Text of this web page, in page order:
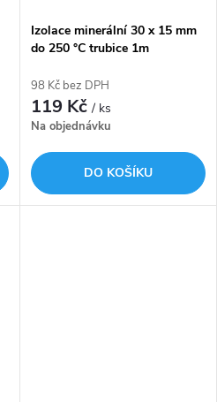
Izolace minerální 30 x 15 mm
do 250 °C trubice 1m
98 Kč bez DPH
119 Kč/ ks
Na objednávku
DO KOŠÍKU